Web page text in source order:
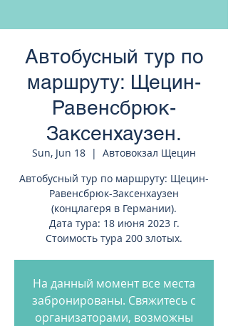
Автобусный тур по
маршруту: Щецин-
Равенсбрюк-
Заксенхаузен.
Sun, Jun 18
  |
Автовокзал Щецин
Автобусный тур по маршруту: Щецин-
Равенсбрюк-Заксенхаузен
(концлагеря в Германии).
Дата тура: 18 июня 2023 г.
Стоимость тура 200 злотых.
На данный момент все места
забронированы. Свяжитесь с
организаторами, возможны